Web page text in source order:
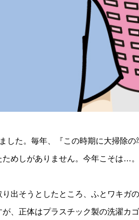
した。毎年、『この時期に大掃除の
めしがありません。今年こそは…。
出そうとしたところ、ふとワキガの
、正体はプラスチック製の洗濯カ